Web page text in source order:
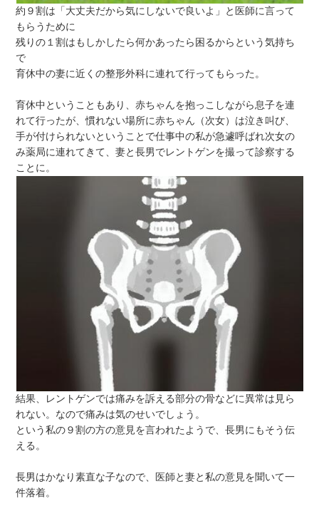
約９割は「大丈夫だから気にしないで良いよ」と医師に言って
もらうために
残りの１割はもしかしたら何かあったら困るからという気持ち
で
育休中の妻に近くの整形外科に連れて行ってもらった。
育休中ということもあり、赤ちゃんを抱っこしながら息子を連
れて行ったが、慣れない場所に赤ちゃん（次女）は泣き叫び、
手が付けられないということで仕事中の私が急遽呼ばれ次女の
み薬局に連れてきて、妻と長男でレントゲンを撮って診察する
ことに。
結果、レントゲンでは痛みを訴える部分の骨などに異常は見ら
れない。なので痛みは気のせいでしょう。
という私の９割の方の意見を言われたようで、長男にもそう伝
える。
長男はかなり素直な子なので、医師と妻と私の意見を聞いて一
件落着。